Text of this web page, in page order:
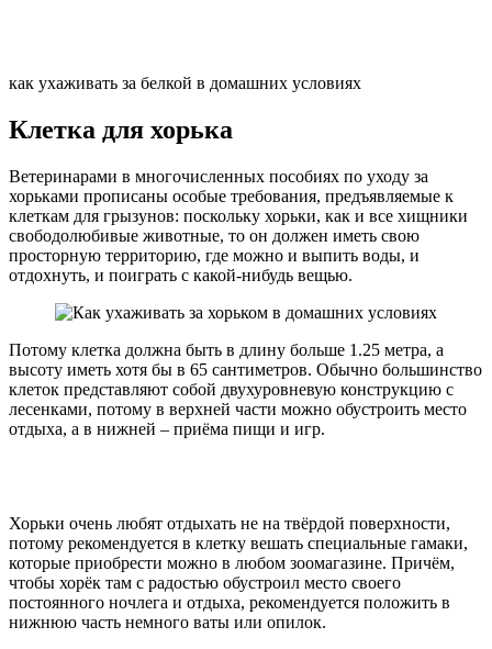
как ухаживать за белкой в домашних условиях
Клетка для хорька
Ветеринарами в многочисленных пособиях по уходу за
хорьками прописаны особые требования, предъявляемые к
клеткам для грызунов: поскольку хорьки, как и все хищники
свободолюбивые животные, то он должен иметь свою
просторную территорию, где можно и выпить воды, и
отдохнуть, и поиграть с какой-нибудь вещью.
Потому клетка должна быть в длину больше 1.25 метра, а
высоту иметь хотя бы в 65 сантиметров. Обычно большинство
клеток представляют собой двухуровневую конструкцию с
лесенками, потому в верхней части можно обустроить место
отдыха, а в нижней – приёма пищи и игр.
Хорьки очень любят отдыхать не на твёрдой поверхности,
потому рекомендуется в клетку вешать специальные гамаки,
которые приобрести можно в любом зоомагазине. Причём,
чтобы хорёк там с радостью обустроил место своего
постоянного ночлега и отдыха, рекомендуется положить в
нижнюю часть немного ваты или опилок.